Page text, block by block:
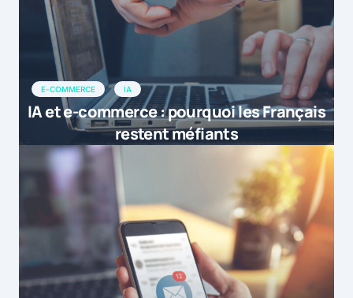
E-COMMERCE IA
IA et e-commerce : pourquoi les Français
restent méfiants